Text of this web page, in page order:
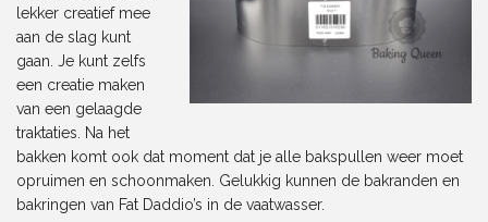
lekker creatief mee
aan de slag kunt
gaan. Je kunt zelfs
een creatie maken
van een gelaagde
traktaties. Na het
bakken komt ook dat moment dat je alle bakspullen weer moet
opruimen en schoonmaken. Gelukkig kunnen de bakranden en
bakringen van Fat Daddio’s in de vaatwasser.